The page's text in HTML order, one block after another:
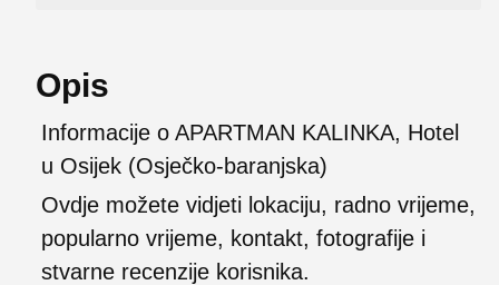
Opis
Informacije o APARTMAN KALINKA, Hotel
u Osijek (Osječko-baranjska)
Ovdje možete vidjeti lokaciju, radno vrijeme,
popularno vrijeme, kontakt, fotografije i
stvarne recenzije korisnika.